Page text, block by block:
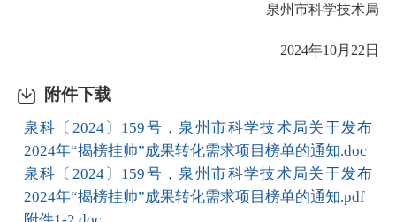
泉州市科学技术局
2024年10月22日
附件下载
泉科〔2024〕159号，泉州市科学技术局关于发布
2024年“揭榜挂帅”成果转化需求项目榜单的通知.doc
泉科〔2024〕159号，泉州市科学技术局关于发布
2024年“揭榜挂帅”成果转化需求项目榜单的通知.pdf